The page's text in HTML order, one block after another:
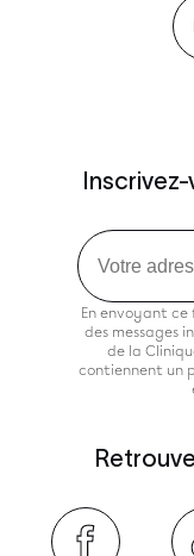
Email
En envoyant
des messages
de la
contiennent un